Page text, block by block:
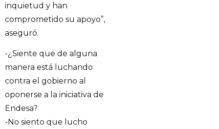
inquietud y han
comprometido su apoyo”,
aseguró.
-¿Siente que de alguna
manera está luchando
contra el gobierno al
oponerse a la iniciativa de
Endesa?
-No siento que lucho